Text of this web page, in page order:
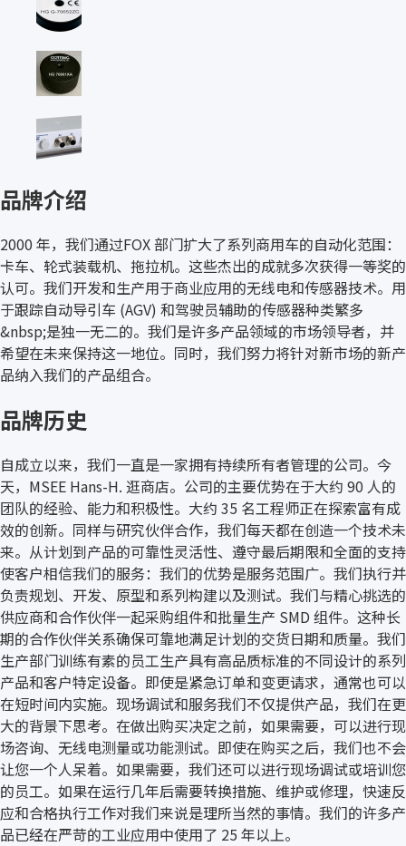
品牌介绍
2000 年，我们通过FOX 部门扩大了系列商用车的自动化范围：
卡车、轮式装载机、拖拉机。这些杰出的成就多次获得一等奖的
认可。我们开发和生产用于商业应用的无线电和传感器技术。用
于跟踪自动导引车 (AGV) 和驾驶员辅助的传感器种类繁多
&nbsp;是独一无二的。我们是许多产品领域的市场领导者，并
希望在未来保持这一地位。同时，我们努力将针对新市场的新产
品纳入我们的产品组合。
品牌历史
自成立以来，我们一直是一家拥有持续所有者管理的公司。今
天，MSEE Hans-H. 逛商店。公司的主要优势在于大约 90 人的
团队的经验、能力和积极性。大约 35 名工程师正在探索富有成
效的创新。同样与研究伙伴合作，我们每天都在创造一个技术未
来。从计划到产品的可靠性灵活性、遵守最后期限和全面的支持
使客户相信我们的服务：我们的优势是服务范围广。我们执行并
负责规划、开发、原型和系列构建以及测试。我们与精心挑选的
供应商和合作伙伴一起采购组件和批量生产 SMD 组件。这种长
期的合作伙伴关系确保可靠地满足计划的交货日期和质量。我们
生产部门训练有素的员工生产具有高品质标准的不同设计的系列
产品和客户特定设备。即使是紧急订单和变更请求，通常也可以
在短时间内实施。现场调试和服务我们不仅提供产品，我们在更
大的背景下思考。在做出购买决定之前，如果需要，可以进行现
场咨询、无线电测量或功能测试。即使在购买之后，我们也不会
让您一个人呆着。如果需要，我们还可以进行现场调试或培训您
的员工。如果在运行几年后需要转换措施、维护或修理，快速反
应和合格执行工作对我们来说是理所当然的事情。我们的许多产
品已经在严苛的工业应用中使用了 25 年以上。